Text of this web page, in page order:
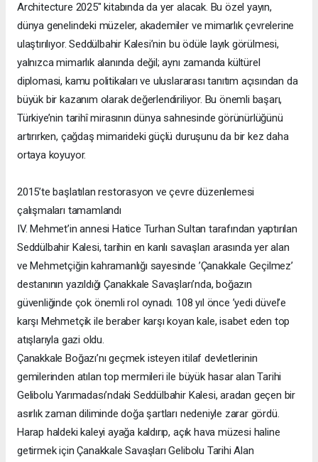
Architecture 2025" kitabında da yer alacak. Bu özel yayın,
dünya genelindeki müzeler, akademiler ve mimarlık çevrelerine
ulaştırılıyor. Seddülbahir Kalesi’nin bu ödüle layık görülmesi,
yalnızca mimarlık alanında değil; aynı zamanda kültürel
diplomasi, kamu politikaları ve uluslararası tanıtım açısından da
büyük bir kazanım olarak değerlendiriliyor. Bu önemli başarı,
Türkiye’nin tarihî mirasının dünya sahnesinde görünürlüğünü
artırırken, çağdaş mimarideki güçlü duruşunu da bir kez daha
ortaya koyuyor.
2015’te başlatılan restorasyon ve çevre düzenlemesi
çalışmaları tamamlandı
IV. Mehmet’in annesi Hatice Turhan Sultan tarafından yaptırılan
Seddülbahir Kalesi, tarihin en kanlı savaşları arasında yer alan
ve Mehmetçiğin kahramanlığı sayesinde ’Çanakkale Geçilmez’
destanının yazıldığı Çanakkale Savaşları’nda, boğazın
güvenliğinde çok önemli rol oynadı. 108 yıl önce ’yedi düvel’e
karşı Mehmetçik ile beraber karşı koyan kale, isabet eden top
atışlarıyla gazi oldu.
Çanakkale Boğazı’nı geçmek isteyen itilaf devletlerinin
gemilerinden atılan top mermileri ile büyük hasar alan Tarihi
Gelibolu Yarımadası’ndaki Seddülbahir Kalesi, aradan geçen bir
asırlık zaman diliminde doğa şartları nedeniyle zarar gördü.
Harap haldeki kaleyi ayağa kaldırıp, açık hava müzesi haline
getirmek için Çanakkale Savaşları Gelibolu Tarihi Alan